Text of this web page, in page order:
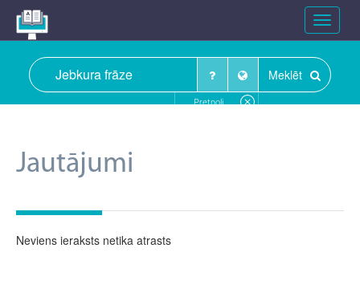
Toggle
Meklēt
Pretpoli
Jautājumi
Neviens ieraksts netika atrasts